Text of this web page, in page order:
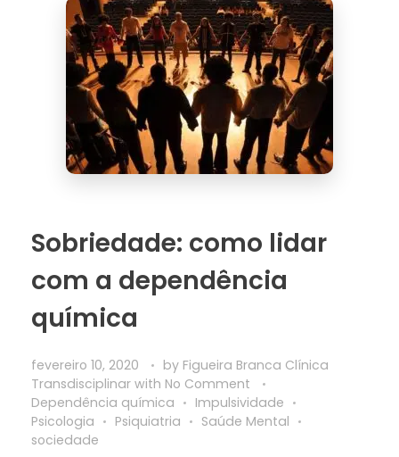
Sobriedade: como lidar
com a dependência
química
fevereiro 10, 2020 by Figueira Branca Clínica
Transdisciplinar with No Comment
Dependência química
Impulsividade
Psicologia
Psiquiatria
Saúde Mental
sociedade